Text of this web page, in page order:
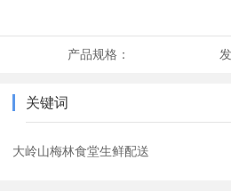
产品规格：
关键词
大岭山梅林食堂生鲜配送